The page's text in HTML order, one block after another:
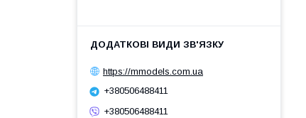
https://mmodels.com.ua
+380506488411
+380506488411